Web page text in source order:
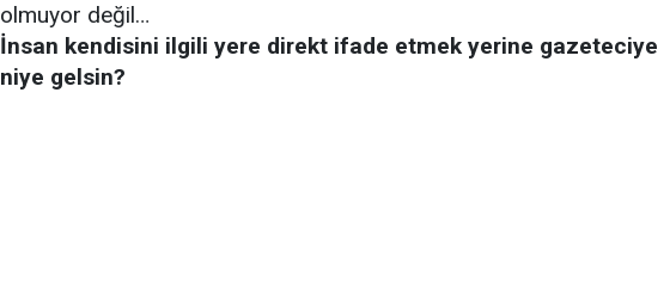
olmuyor değil…
İnsan kendisini ilgili yere direkt ifade etmek yerine gazeteciye
niye gelsin?